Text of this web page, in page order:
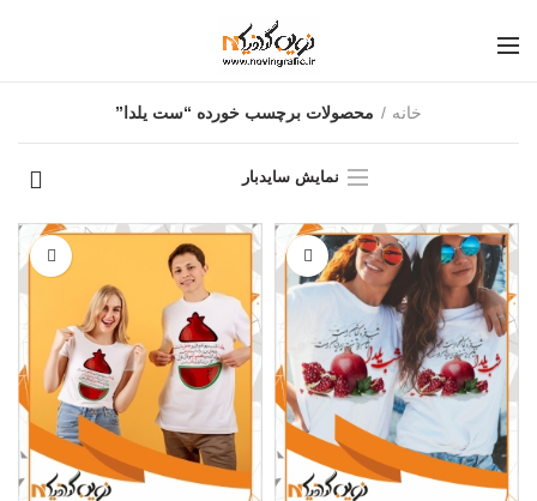
خانه محصولات برچسب خورده “ست یلدا”
نمایش سایدبار